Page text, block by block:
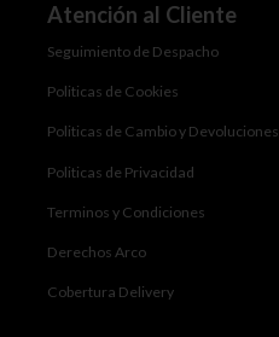
Atención al Cliente
Seguimiento de Despacho
Politicas de Cookies
Politicas de Cambio y Devoluciones
Politicas de Privacidad
Terminos y Condiciones
Derechos Arco
Cobertura Delivery